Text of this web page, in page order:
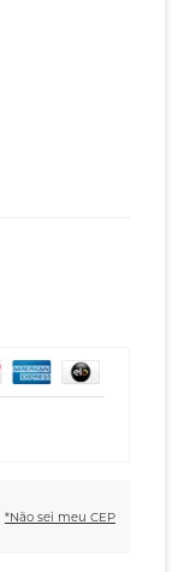
*Não sei meu CEP